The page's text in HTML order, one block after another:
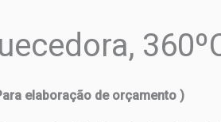
elaboração de orçamento )